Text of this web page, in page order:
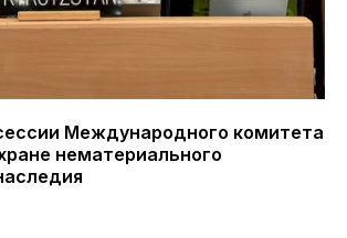
Международного комитета
нематериального